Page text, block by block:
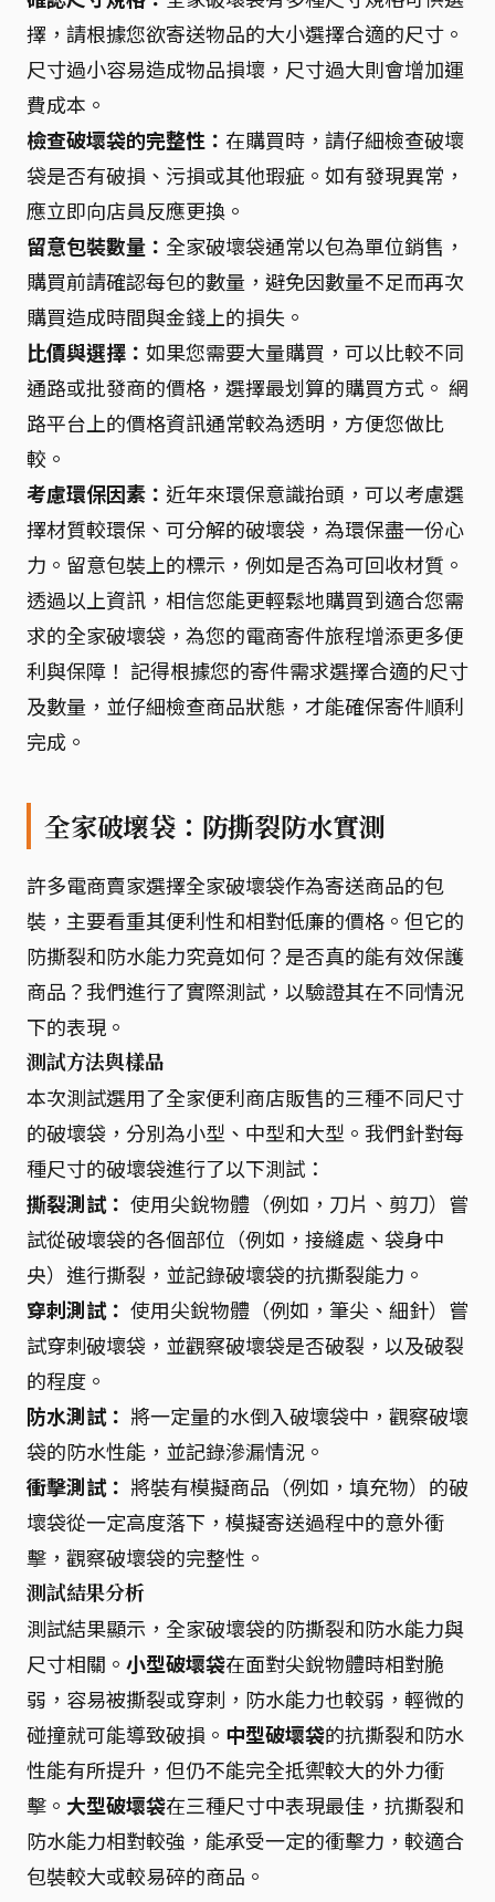
擇，請根據您欲寄送物品的大小選擇合適的尺寸。
尺寸過小容易造成物品損壞，尺寸過大則會增加運
費成本。
檢查破壞袋的完整性： 在購買時，請仔細檢查破壞
袋是否有破損、污損或其他瑕疵。如有發現異常，
應立即向店員反應更換。
留意包裝數量： 全家破壞袋通常以包為單位銷售，
購買前請確認每包的數量，避免因數量不足而再次
購買造成時間與金錢上的損失。
比價與選擇： 如果您需要大量購買，可以比較不同
通路或批發商的價格，選擇最划算的購買方式。 網
路平台上的價格資訊通常較為透明，方便您做比
較。
考慮環保因素： 近年來環保意識抬頭，可以考慮選
擇材質較環保、可分解的破壞袋，為環保盡一份心
力。留意包裝上的標示，例如是否為可回收材質。
透過以上資訊，相信您能更輕鬆地購買到適合您需
求的全家破壞袋，為您的電商寄件旅程增添更多便
利與保障！ 記得根據您的寄件需求選擇合適的尺寸
及數量，並仔細檢查商品狀態，才能確保寄件順利
完成。
全家破壞袋：防撕裂防水實測
許多電商賣家選擇全家破壞袋作為寄送商品的包
裝，主要看重其便利性和相對低廉的價格。但它的
防撕裂和防水能力究竟如何？是否真的能有效保護
商品？我們進行了實際測試，以驗證其在不同情況
下的表現。
測試方法與樣品
本次測試選用了全家便利商店販售的三種不同尺寸
的破壞袋，分別為小型、中型和大型。我們針對每
種尺寸的破壞袋進行了以下測試：
撕裂測試： 使用尖銳物體（例如，刀片、剪刀）嘗
試從破壞袋的各個部位（例如，接縫處、袋身中
央）進行撕裂，並記錄破壞袋的抗撕裂能力。
穿刺測試： 使用尖銳物體（例如，筆尖、細針）嘗
試穿刺破壞袋，並觀察破壞袋是否破裂，以及破裂
的程度。
防水測試： 將一定量的水倒入破壞袋中，觀察破壞
袋的防水性能，並記錄滲漏情況。
衝擊測試： 將裝有模擬商品（例如，填充物）的破
壞袋從一定高度落下，模擬寄送過程中的意外衝
擊，觀察破壞袋的完整性。
測試結果分析
測試結果顯示，全家破壞袋的防撕裂和防水能力與
尺寸相關。 小型破壞袋在面對尖銳物體時相對脆
弱，容易被撕裂或穿刺，防水能力也較弱，輕微的
碰撞就可能導致破損。 中型破壞袋的抗撕裂和防水
性能有所提升，但仍不能完全抵禦較大的外力衝
擊。 大型破壞袋在三種尺寸中表現最佳，抗撕裂和
防水能力相對較強，能承受一定的衝擊力，較適合
包裝較大或較易碎的商品。